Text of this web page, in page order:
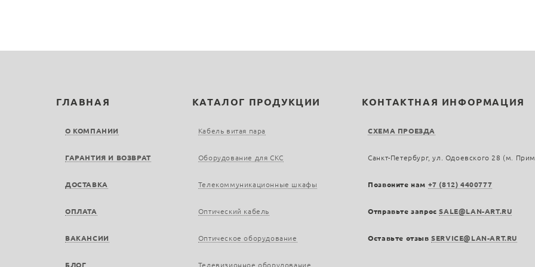
ГЛАВНАЯ
О КОМПАНИИ
ГАРАНТИЯ И ВОЗВРАТ
ДОСТАВКА
ОПЛАТА
ВАКАНСИИ
БЛОГ
КАТАЛОГ ПРОДУКЦИИ
Кабель витая пара
Оборудование для СКС
Телекоммуникационные шкафы
Оптический кабель
Оптическое оборудование
Телевизионное оборудование
КОНТАКТНАЯ ИНФОРМАЦИЯ
СХЕМА ПРОЕЗДА
Санкт-Петербург, ул. Одоевского 28 (м.
Позвоните нам +7 (812) 4400777
Отправьте запросSALE@LAN-ART.RU
Оставьте отзывSERVICE@LAN-ART.RU